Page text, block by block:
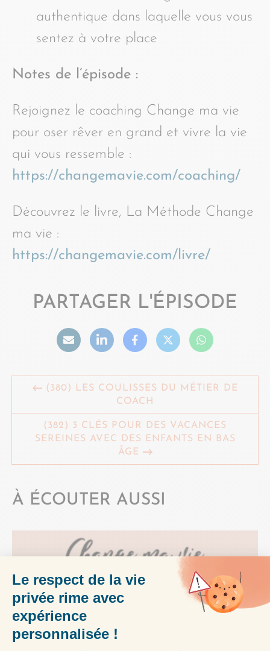
authentique dans laquelle vous vous
sentez à votre place
Notes de l’épisode :
Rejoignez le coaching Change ma vie
pour oser rêver en grand et vivre la vie
qui vous ressemble :
https://changemavie.com/coaching/
Découvrez le livre, La Méthode Change
ma vie :
https://changemavie.com/livre/
PARTAGER L'ÉPISODE
(380) LES COULISSES DU MÉTIER DE
COACH
(382) 3 CLÉS POUR DES VACANCES
SEREINES AVEC DES ENFANTS EN BAS
ÂGE
À ÉCOUTER AUSSI